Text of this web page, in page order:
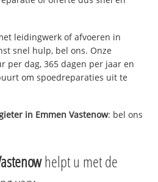
leidingwerk of afvoeren in
snel hulp, bel ons. Onze
per dag, 365 dagen per jaar en
om spoedreparaties uit te
in Emmen Vastenow: bel ons
helpt u met de